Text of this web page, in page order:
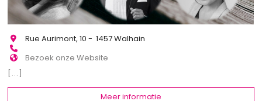
Rue Aurimont, 10 - 1457 Walhain
Bezoek onze Website
[...]
Meer informatie